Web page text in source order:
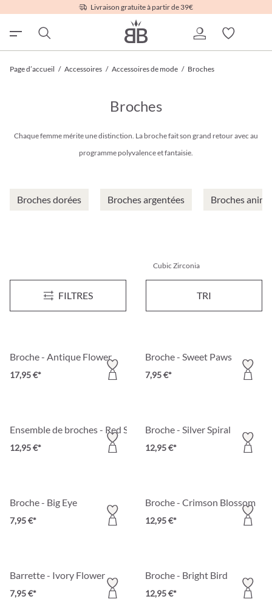
Livraison gratuite à partir de 39€
Page d’accueil / Accessoires / Accessoires de mode / Broches
Broches
Chaque femme mérite une distinction. La broche fait son grand retour avec au
programme polyvalence et fantaisie.
Broches dorées Broches argentées Broches
FILTRES TRI
Nouveau
Broche - Dreamy Feather
Cubic Zirconia
Broche - Iced Flower
Broche - Antique Flower
17,95 €*
Broche - Sweet Paws
7,95 €*
Ensemble de broches - Red Sea
12,95 €*
Broche - Silver Spiral
12,95 €*
Broche - Big Eye
7,95 €*
Broche - Crimson Blossom
12,95 €*
Barrette - Ivory Flower
7,95 €*
Broche - Bright Bird
12,95 €*